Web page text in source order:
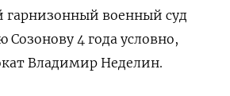
гарнизонный военный суд
Созонову 4 года условно,
Владимир Неделин.